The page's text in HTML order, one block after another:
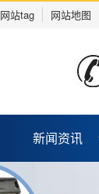
网站tag 网站地图
新闻资讯